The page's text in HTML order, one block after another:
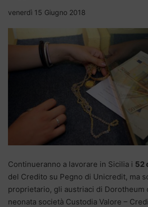
venerdì 15 Giugno 2018
Continueranno a lavorare in Sicilia i 52
del Credito su Pegno di Unicredit, ma
proprietario, gli austriaci di Dorotheum
neonata società Custodia Valore –